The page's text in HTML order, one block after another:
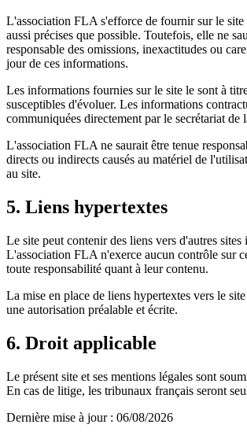
L'association FLA s'efforce de fournir sur le site
aussi précises que possible. Toutefois, elle ne
responsable des omissions, inexactitudes ou
jour de ces informations.
Les informations fournies sur le site le sont à
susceptibles d'évoluer. Les informations
communiquées directement par le secrétariat de
L'association FLA ne saurait être tenue
directs ou indirects causés au matériel de
au site.
5. Liens hypertextes
Le site peut contenir des liens vers d'autres sites
L'association FLA n'exerce aucun contrôle sur
toute responsabilité quant à leur contenu.
La mise en place de liens hypertextes vers le
une autorisation préalable et écrite.
6. Droit applicable
Le présent site et ses mentions légales sont
En cas de litige, les tribunaux français seront
Dernière mise à jour : 06/08/2026